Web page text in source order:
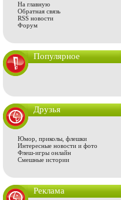
На главную
Обратная связь
RSS новости
Форум
Популярное
Друзья
Юмор, приколы, флешки
Интересные новости и фото
Флеш-игры онлайн
Смешные истории
Реклама